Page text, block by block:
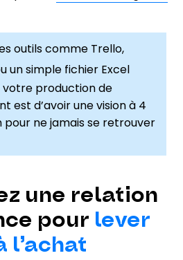
outils comme Trello,
un simple fichier Excel
production de
est d’avoir une vision à 4
pour ne jamais se retrouver
une relation
pour lever
l’achat